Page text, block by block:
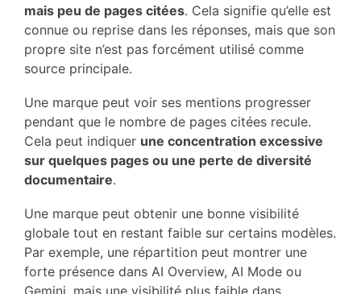
mais peu de pages citées. Cela signifie qu’elle est
connue ou reprise dans les réponses, mais que son
propre site n’est pas forcément utilisé comme
source principale.
Une marque peut voir ses mentions progresser
pendant que le nombre de pages citées recule.
Cela peut indiquer une concentration excessive
sur quelques pages ou une perte de diversité
documentaire.
Une marque peut obtenir une bonne visibilité
globale tout en restant faible sur certains modèles.
Par exemple, une répartition peut montrer une
forte présence dans AI Overview, AI Mode ou
Gemini, mais une visibilité plus faible dans